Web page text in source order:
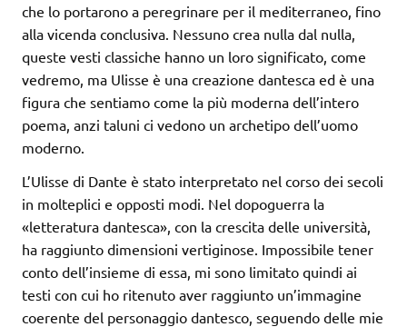
che lo portarono a peregrinare per il mediterraneo, fino
alla vicenda conclusiva. Nessuno crea nulla dal nulla,
queste vesti classiche hanno un loro significato, come
vedremo, ma Ulisse è una creazione dantesca ed è una
figura che sentiamo come la più moderna dell’intero
poema, anzi taluni ci vedono un archetipo dell’uomo
moderno.
L’Ulisse di Dante è stato interpretato nel corso dei secoli
in molteplici e opposti modi. Nel dopoguerra la
«letteratura dantesca», con la crescita delle università,
ha raggiunto dimensioni vertiginose. Impossibile tener
conto dell’insieme di essa, mi sono limitato quindi ai
testi con cui ho ritenuto aver raggiunto un’immagine
coerente del personaggio dantesco, seguendo delle mie